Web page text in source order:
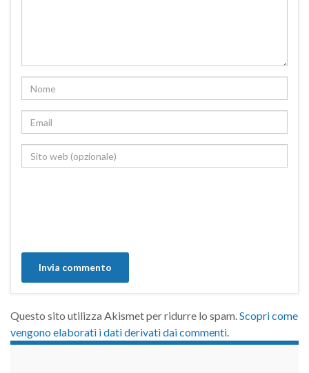
Questo sito utilizza Akismet per ridurre lo spam.Scopri come
vengono elaborati i dati derivati dai commenti.